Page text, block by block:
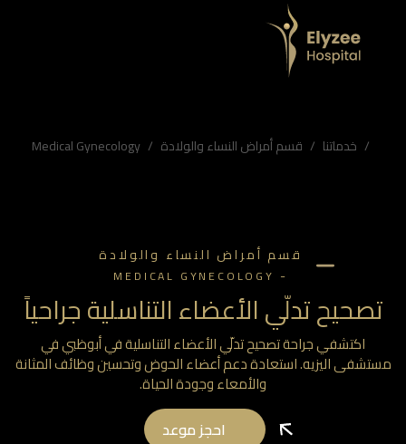
خدماتنا قسم أمراض النساء والولادة Medical Gynecology
قسم أمراض النساء والولادة
MEDICAL GYNECOLOGY
تدلّي الأعضاء التناسلية جراحياً
اكتشفي جراحة تصحيح تدلّي الأعضاء التناسلية في أبوظبي في
اليزيه. استعادة دعم أعضاء الحوض وتحسين وظائف المثانة
والأمعاء وجودة الحياة.
احجز موعد